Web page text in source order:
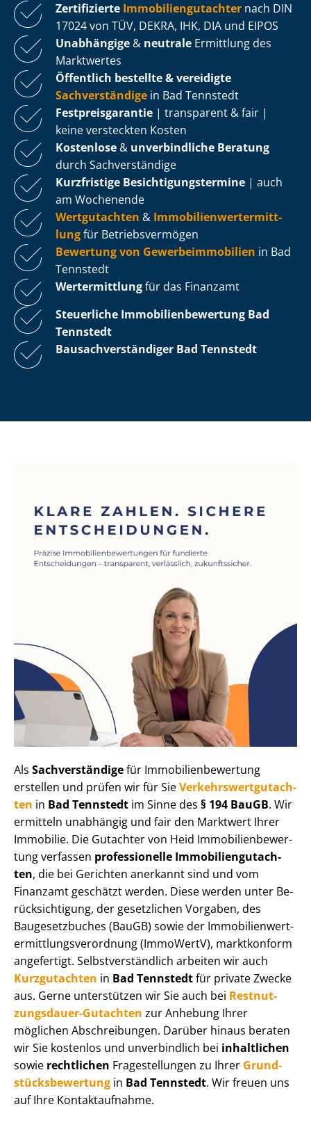
Zertifizierte Im­mo­bi­li­en­gut­ach­ter nach DIN
17024 von TÜV, DEKRA, IHK, DIA und EIPOS
Unabhängige & neutrale Ermittlung des
Marktwertes
Öffentlich bestellte & vereidigte
Sachverständige in Bad Tennstedt
Fest­preis­ga­ran­tie | transparent & fair |
keine versteckten Kosten
Kostenlose & unverbindliche Beratung
durch Sachverständige
Kurzfristige Be­sich­ti­gungs­ter­mi­ne | auch
am Wochenende
Wertgutachten & Im­mo­bi­li­en­wert­ermitt­
lungfür Be­triebs­ver­mö­gen
Bewertung von Ge­wer­be­im­mo­bi­li­en in Bad
Tennstedt
Wertermittlungfür das Finanzamt
Steuerliche Im­mo­bi­li­en­be­wer­tung Bad
Tennstedt
Bau­sach­ver­stän­di­ger Bad Tennstedt
Als Sachverständigefür Im­mo­bi­li­en­be­wer­tung
erstellen und prüfen wir für SieVer­kehrs­wert­gut­ach­
ten in Bad Tennstedt im Sinne des § 194 BauGB. Wir
ermitteln unabhängig und fair den Marktwert Ihrer
Immobilie. Die Gutachter von Heid Im­mo­bi­li­en­be­wer­
tung verfassen professionelle Im­mo­bi­li­en­gut­ach­
ten, die bei Gerichten anerkannt sind und vom
Finanzamt geschätzt werden. Diese werden unter Be­
rück­sich­ti­gung, der gesetzlichen Vorgaben, des
Baugesetzbuches (BauGB) sowie der Im­mo­bi­li­en­wert­
ermitt­lungs­ver­ord­nung (ImmoWertV), marktkonform
angefertigt. Selbst­ver­ständ­lich arbeiten wir auch
Kurzgutachten in Bad Tennstedtfür private Zwecke
aus. Gerne unterstützen wir Sie auch bei Rest­nut­
zungs­dau­er-Gutachten zur Anhebung Ihrer
möglichen Abschreibungen. Darüber hinaus beraten
wir Sie kostenlos und unverbindlich bei inhaltlichen
sowie rechtlichen Fragestellungen zu Ihrer Grund­
stücks­be­wer­tung in Bad Tennstedt. Wir freuen uns
auf Ihre Kontaktaufnahme.